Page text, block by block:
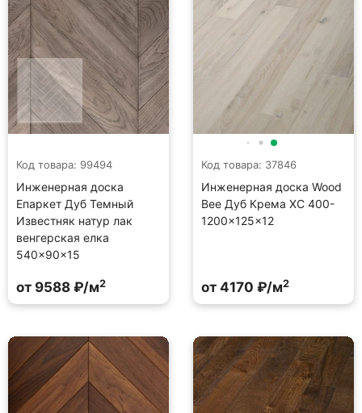
Код товара: 99494
Инженерная доска
Епаркет Дуб Темный
Известняк натур лак
венгерская елка
540×90×15
от 9588 ₽/м2
Код товара: 37846
Инженерная доска Wood
Bee Дуб Крема ХС 400-
1200×125×12
от 4170 ₽/м2